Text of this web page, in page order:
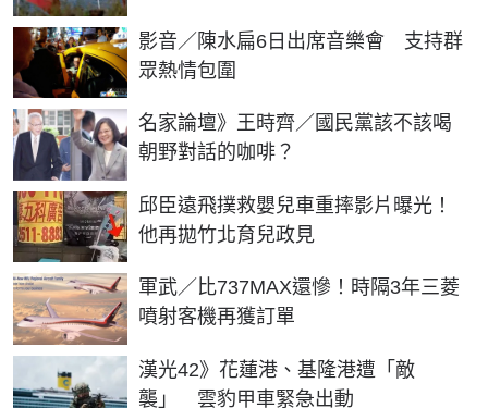
影音／陳水扁6日出席音樂會 支持群
眾熱情包圍
名家論壇》王時齊／國民黨該不該喝
朝野對話的咖啡？
邱臣遠飛撲救嬰兒車重摔影片曝光！
他再拋竹北育兒政見
軍武／比737MAX還慘！時隔3年三菱
噴射客機再獲訂單
漢光42》花蓮港、基隆港遭「敵
襲」 雲豹甲車緊急出動